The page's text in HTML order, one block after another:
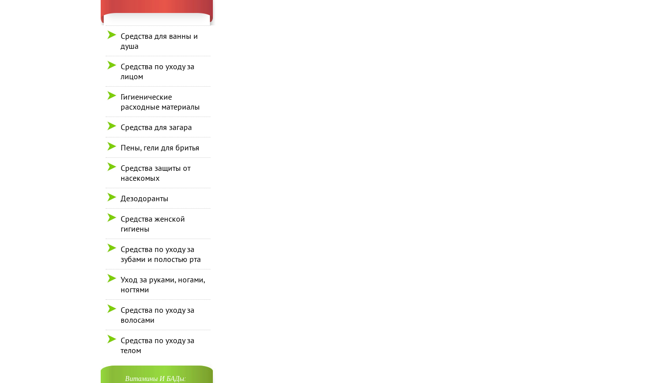
Средства для ванны и
душа
Средства по уходу за
лицом
Гигиенические
расходные материалы
Средства для загара
Пены, гели для бритья
Средства защиты от
насекомых
Дезодоранты
Средства женской
гигиены
Средства по уходу за
зубами и полостью рта
Уход за руками, ногами,
ногтями
Средства по уходу за
волосами
Средства по уходу за
телом
Витамины И БАДы: